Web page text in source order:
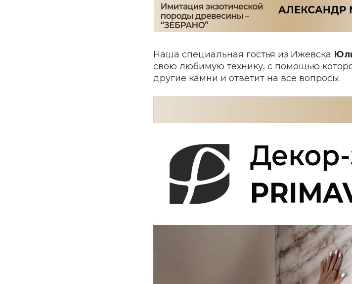
Наша специальная гостья из Ижевска
свою любимую технику, с помощью
другие камни и ответит на все вопросы.